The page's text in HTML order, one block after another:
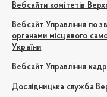
Вебсайти комітетів
Вебсайт Управління по
органами місцевого
України
Вебсайт Управління
Дослідницька служба